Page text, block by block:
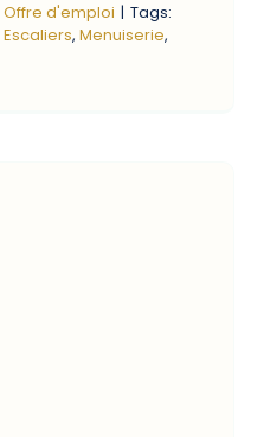
Offre d'emploi | Tags:
Escaliers, Menuiserie,